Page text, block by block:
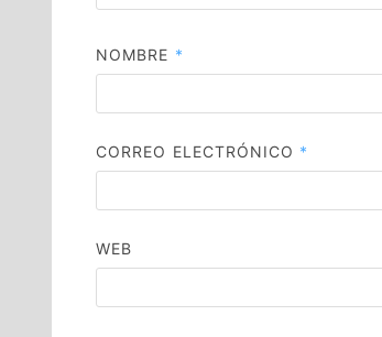
NOMBRE *
CORREO ELECTRÓNICO *
WEB